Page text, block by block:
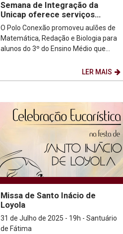
Semana de Integração da
Unicap oferece serviços
gratuitos à população
O Polo Conexão promoveu aulões de
Matemática, Redação e Biologia para
alunos do 3º do Ensino Médio que
LER MAIS
Missa de Santo Inácio de
Loyola
31 de Julho de 2025 - 19h - Santuário
de Fátima